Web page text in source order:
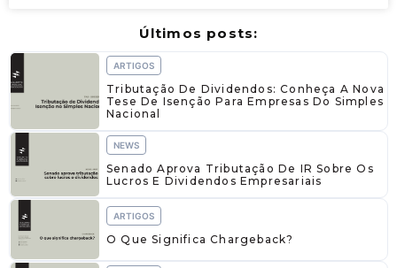
Últimos posts:
ARTIGOS
Tributação De Dividendos: Conheça A Nova
Tese De Isenção Para Empresas Do Simples
Nacional
NEWS
Senado Aprova Tributação De IR Sobre Os
Lucros E Dividendos Empresariais
ARTIGOS
O Que Significa Chargeback?